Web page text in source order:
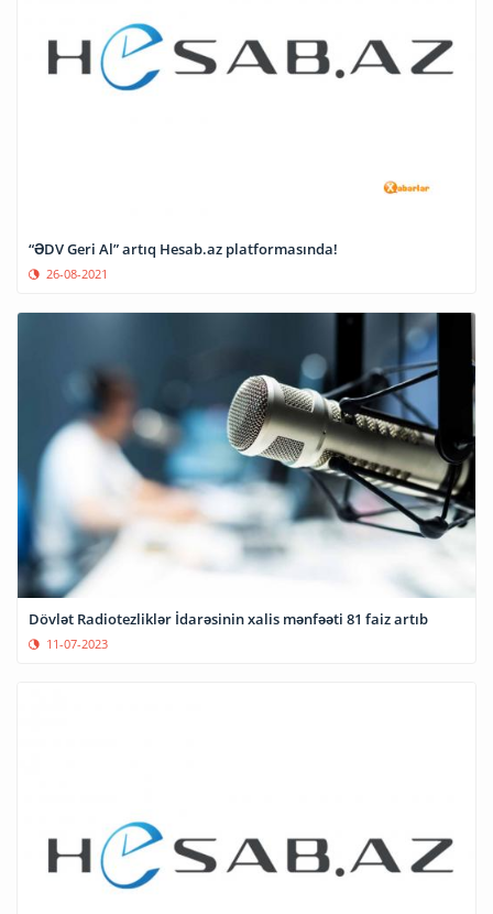
“ƏDV Geri Al” artıq Hesab.az platformasında!
26-08-2021
Dövlət Radiotezliklər İdarəsinin xalis mənfəəti 81 faiz artıb
11-07-2023